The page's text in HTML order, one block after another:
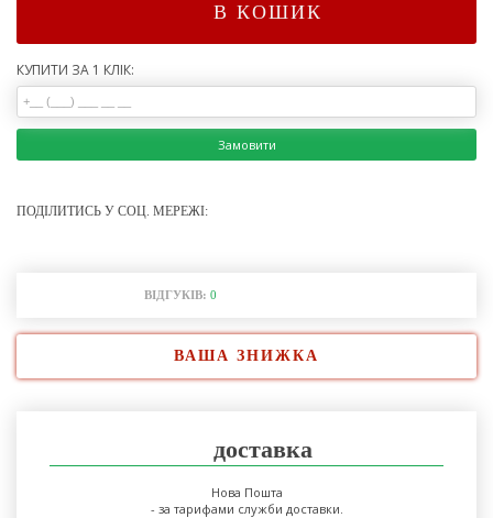
В КОШИК
КУПИТИ ЗА 1 КЛІК:
Замовити
ПОДІЛИТИСЬ У СОЦ. МЕРЕЖІ:
ВІДГУКІВ: 0
ВАША ЗНИЖКА
доставка
Нова Пошта
- за тарифами служби доставки.